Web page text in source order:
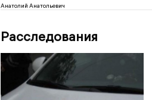
Анатолий Анатольевич
Расследования